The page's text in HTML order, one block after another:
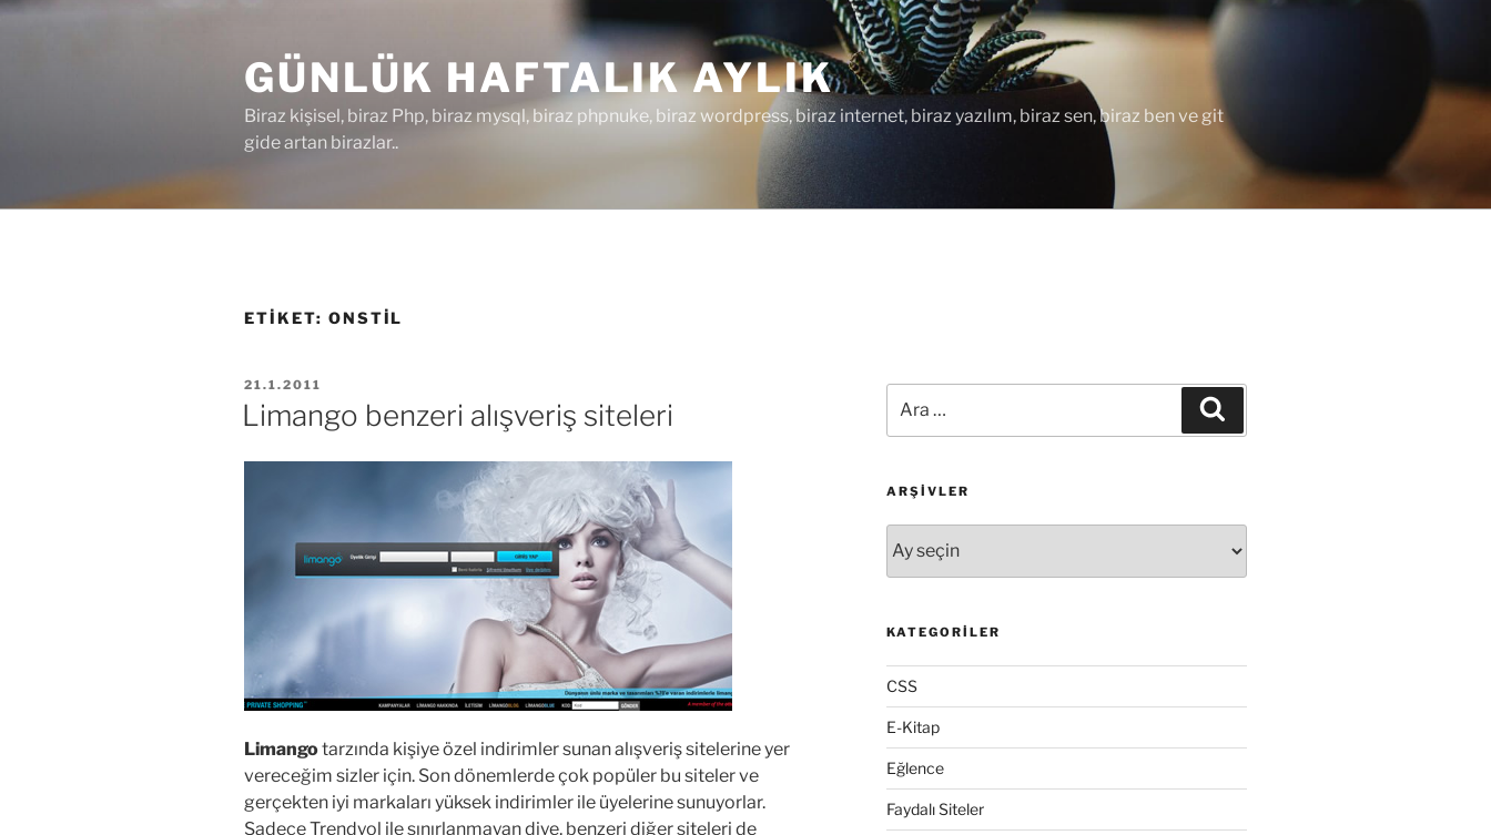
İçeriğe
GÜNLÜK HAFTALIK AYLIK
Biraz kişisel, biraz Php, biraz mysql, biraz phpnuke, biraz wordpress, biraz internet, biraz yazılım, biraz sen, biraz ben ve git
gide artan birazlar..
ETIKET: ONSTIL
YAYIM
TARIHI
21.1.2011
Limango benzeri alışveriş siteleri
Limangotarzında kişiye özel indirimler sunan alışveriş sitelerine yer
vereceğim sizler için. Son dönemlerde çok popüler bu siteler ve
gerçekten iyi markaları yüksek indirimler ile üyelerine sunuyorlar.
Sadece Trendyol ile sınırlanmayan diye, benzeri diğer siteleri de
ARŞIVLER
KATEGORILER
CSS
E-Kitap
Eğlence
Faydalı Siteler